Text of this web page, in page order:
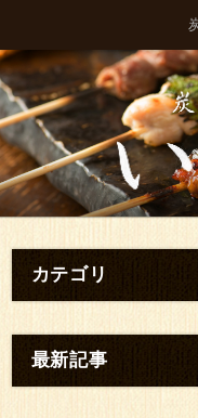
カテゴリ
最新記事